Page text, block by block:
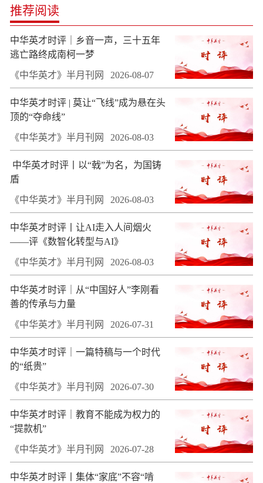
推荐阅读
中华英才时评｜乡音一声，三十五年
逃亡路终成南柯一梦
《中华英才》半月刊网 2026-08-07
中华英才时评 | 莫让“飞线”成为悬在头
顶的“夺命线”
《中华英才》半月刊网 2026-08-03
​ 中华英才时评丨以“戟”为名，为国铸
盾
《中华英才》半月刊网 2026-08-03
中华英才时评丨让AI走入人间烟火
——评《数智化转型与AI》
《中华英才》半月刊网 2026-08-03
中华英才时评｜从“中国好人”李刚看
善的传承与力量
《中华英才》半月刊网 2026-07-31
中华英才时评｜一篇特稿与一个时代
的“纸贵”
《中华英才》半月刊网 2026-07-30
中华英才时评｜教育不能成为权力的
“提款机”
《中华英才》半月刊网 2026-07-28
中华英才时评丨集体“家底”不容“啃